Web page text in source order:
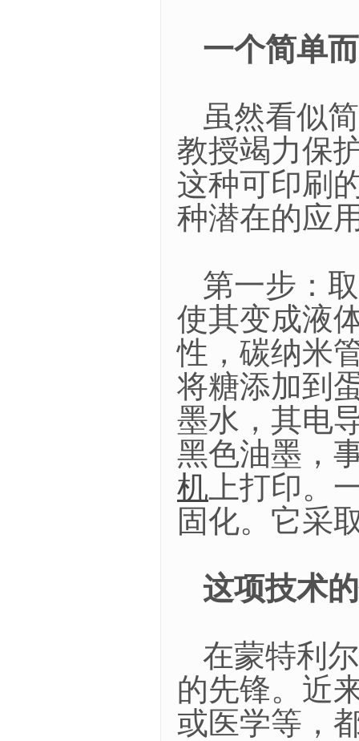
一个简单
虽然看似
教授竭力保
这种可印刷
种潜在的应
第一步：
使其变成液
性，碳纳米
将糖添加到
墨水，其电
黑色油墨，
机 上打印。
固化。它采
这项技术
在蒙特利
的先锋。近
或医学等，